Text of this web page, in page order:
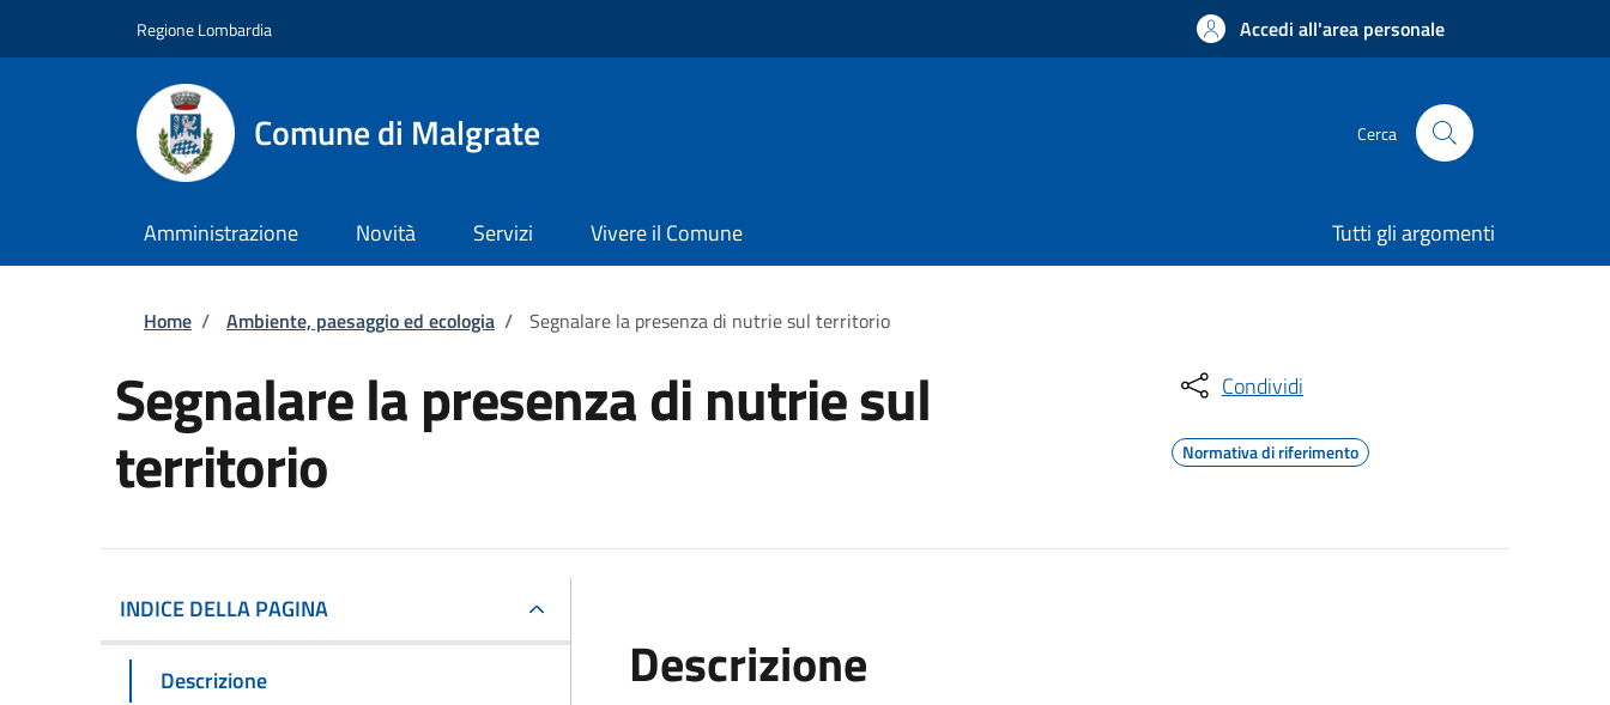
Regione Lombardia Accedi all'area personale
Comune di Malgrate Cerca
Amministrazione Novità Servizi Vivere il Comune Tutti gli argomenti
Briciole di pane
Home / Ambiente, paesaggio ed ecologia / Segnalare la presenza di nutrie sul territorio
Segnalare la presenza di nutrie sul
territorio
Condividi
Normativa di riferimento
INDICE DELLA PAGINA
Descrizione
Descrizione